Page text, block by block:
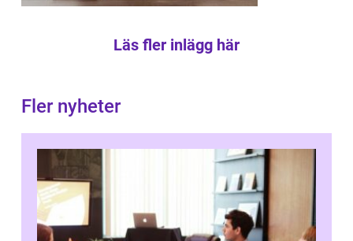
Läs fler inlägg här
Fler nyheter